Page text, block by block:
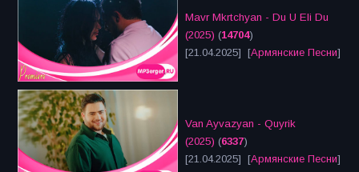
Mavr Mkrtchyan - Du U Eli Du
(2025) (14704)
[21.04.2025] [Армянские Песни]
Van Ayvazyan - Quyrik
(2025) (6337)
[21.04.2025] [Армянские Песни]